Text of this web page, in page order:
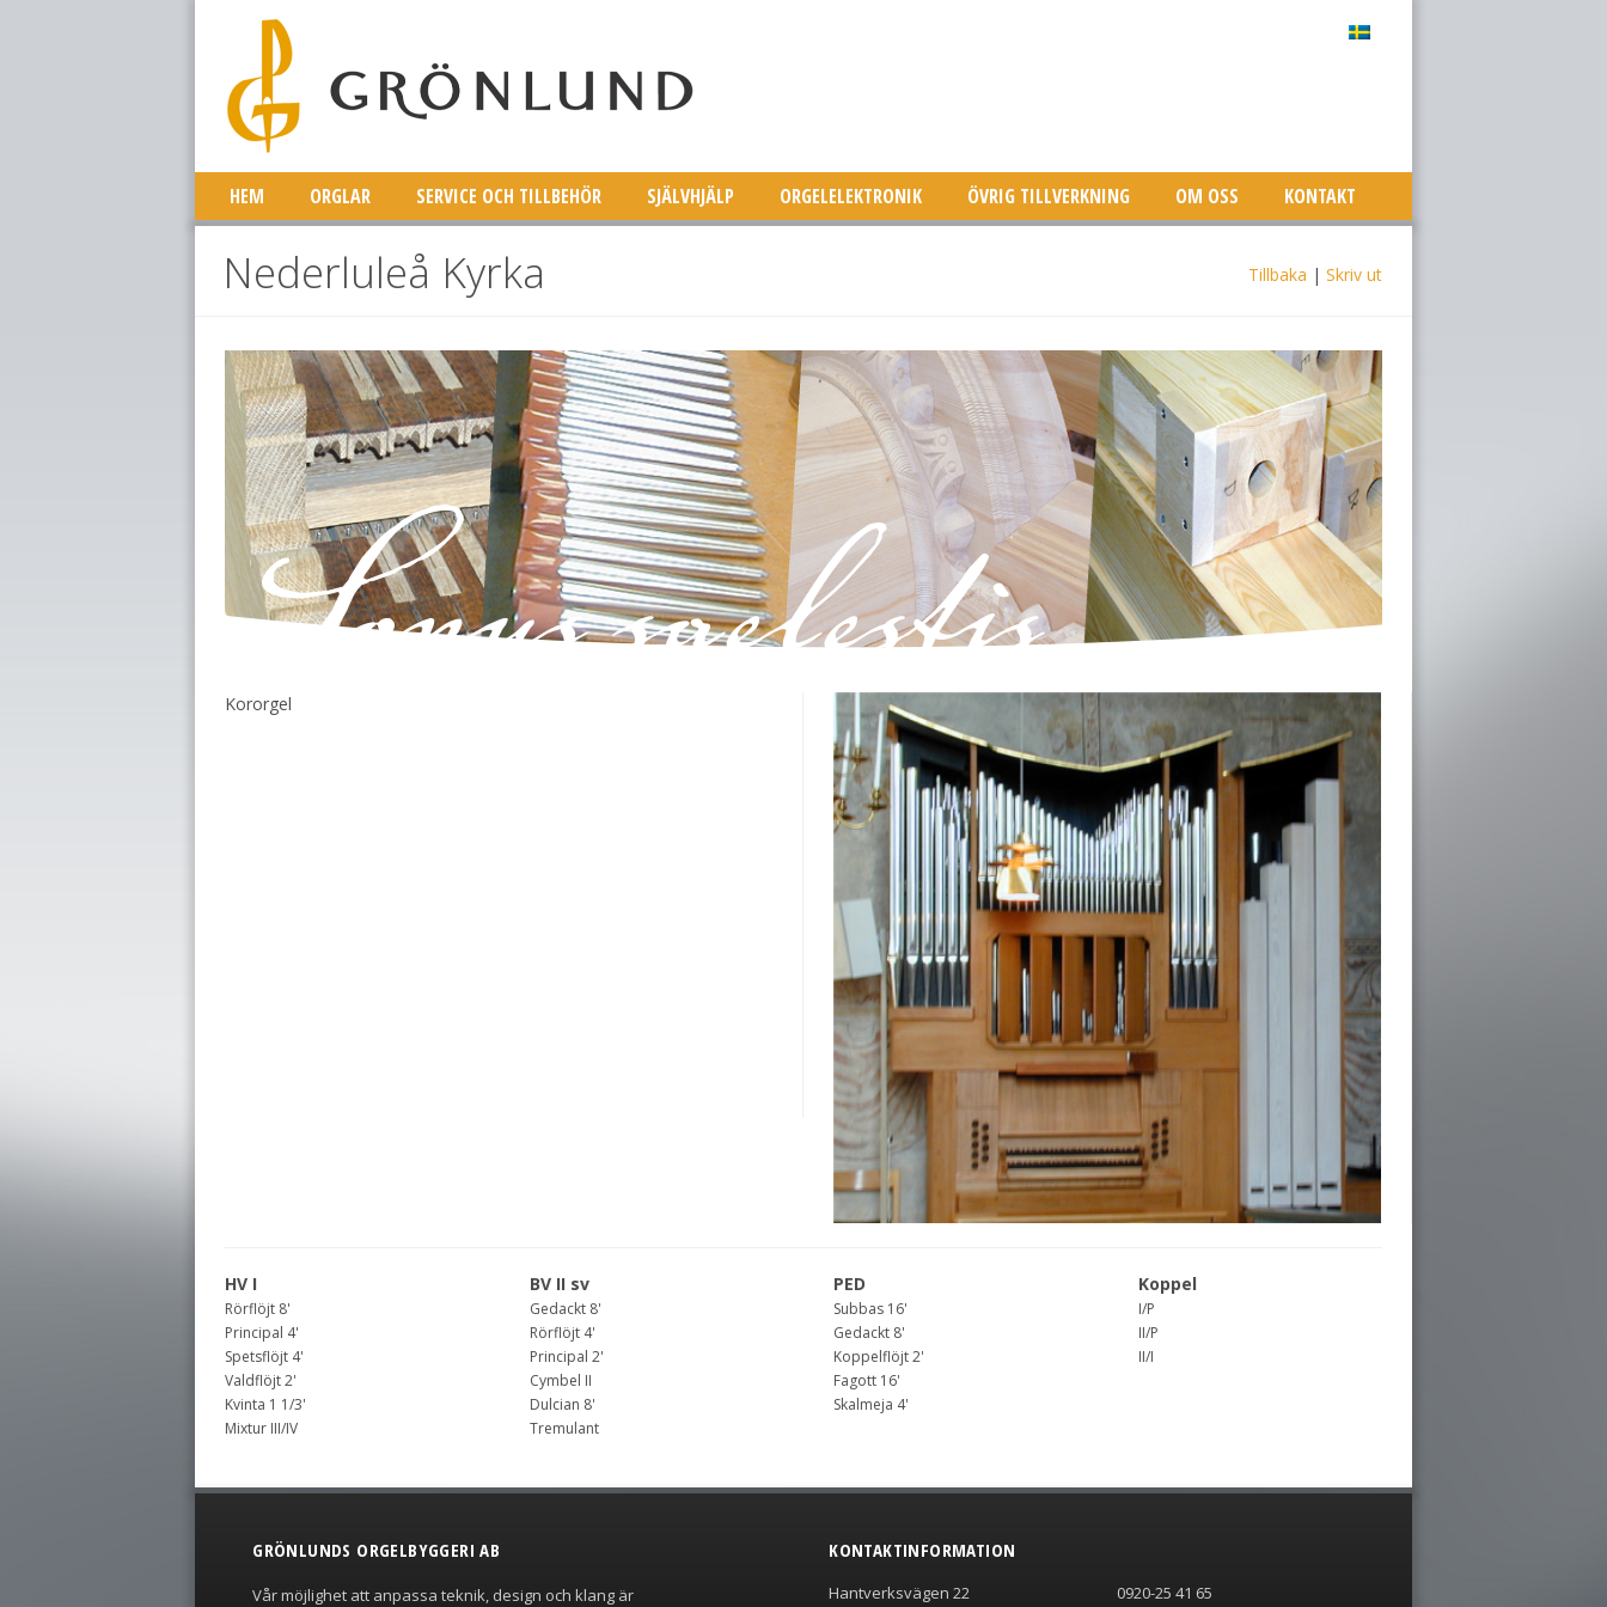
HEM ORGLAR SERVICE OCH TILLBEHÖR SJÄLVHJÄLP ORGELELEKTRONIK ÖVRIG TILLVERKNING OM OSS KONTAKT
Nederluleå Kyrka Tillbaka | Skriv ut
Kororgel
HV I
Rörflöjt 8'
Principal 4'
Spetsflöjt 4'
Valdflöjt 2'
Kvinta 1 1/3'
Mixtur III/IV
BV II sv
Gedackt 8'
Rörflöjt 4'
Principal 2'
Cymbel II
Dulcian 8'
Tremulant
PED
Subbas 16'
Gedackt 8'
Koppelflöjt 2'
Fagott 16'
Skalmeja 4'
Koppel
I/P
II/P
II/I
GRÖNLUNDS ORGELBYGGERI AB
Vår möjlighet att anpassa teknik, design och klang är
KONTAKTINFORMATION
Hantverksvägen 22 0920-25 41 65